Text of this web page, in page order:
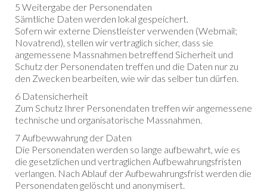
5 Weitergabe der Personendaten
Sämtliche Daten werden lokal gespeichert.
Sofern wir externe Dienstleister verwenden (Webmail;
Novatrend), stellen wir vertraglich sicher, dass sie
angemessene Massnahmen betreffend Sicherheit und
Schutz der Personendaten treffen und die Daten nur zu
den Zwecken bearbeiten, wie wir das selber tun dürfen.
6 Datensicherheit
Zum Schutz Ihrer Personendaten treffen wir angemessene
technische und organisatorische Massnahmen.
7 Aufbewwahrung der Daten
Die Personendaten werden so lange aufbewahrt, wie es
die gesetzlichen und vertraglichen Aufbewahrungsfristen
verlangen. Nach Ablauf der Aufbewahrungsfrist werden die
Personendaten gelöscht und anonymisert.